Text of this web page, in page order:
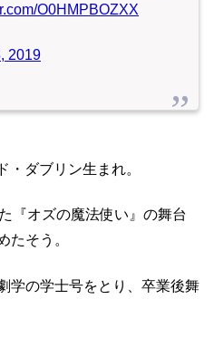
O0HMPBOZXX
2019
・ダブリン生まれ。
『オズの魔法使い』の舞台
たそう。
学の学士号をとり、卒業後舞